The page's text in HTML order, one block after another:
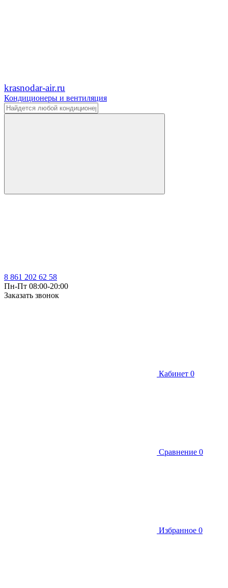
krasnodar-air.ru
Кондиционеры и вентиляция
8 861 202 62 58
Пн-Пт 08:00-20:00
Заказать звонок
Кабинет 0
Сравнение 0
Избранное 0